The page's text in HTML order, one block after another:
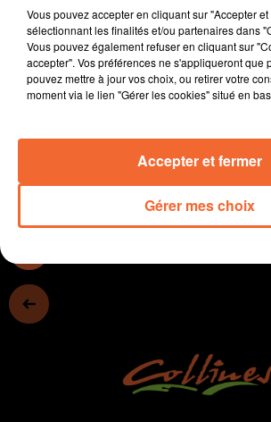
à Argentonnay. Il sera ouvert samedi
- Rencontre ensuite avec Mathieu
Orain. Le régisseur de Bocapole et le
économie de l'Agglo2B sont des fans
- La Maison des arts de Bressuire
Vous pouvez accepter en cliquant sur "Accepter
sélectionnant les finalités et/ou partenaires dans
Vous pouvez également refuser en cliquant sur
accepter". Vos préférences ne s'appliqueront que
pouvez mettre à jour vos choix, ou retirer votre
moment via le lien "Gérer les cookies" situé en
Gérer mes choix
Accepter et fermer